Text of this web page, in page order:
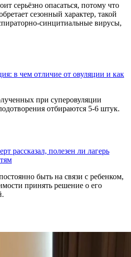
серьёзно опасаться, потому что
сезонный характер, такой
синцитиальные вирусы,
в чем отличие от овуляции и как
при суперовуляции
отбираются 5-6 штук.
рассказал, полезен ли лагерь
быть на связи с ребенком,
принять решение о его